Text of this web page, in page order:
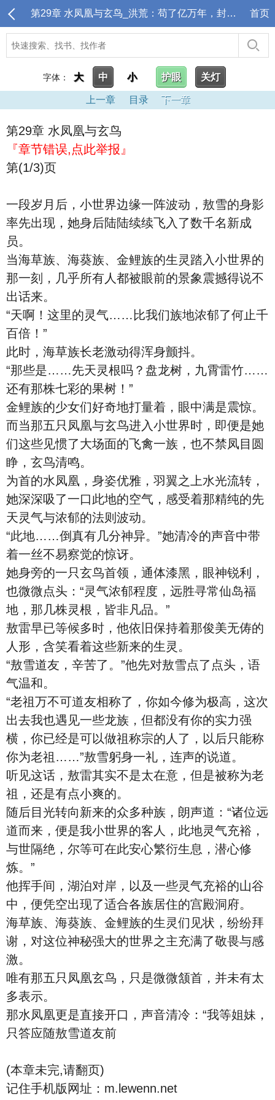
第29章 水凤凰与玄鸟_洪荒：苟了亿万年，封神点名清算 首页
字体： 大 中 小 护眼 关灯
上一章 目录 下一章
第29章 水凤凰与玄鸟
『章节错误,点此举报』
第(1/3)页
一段岁月后，小世界边缘一阵波动，敖雪的身影
率先出现，她身后陆陆续续飞入了数千名新成
员。
当海草族、海葵族、金鲤族的生灵踏入小世界的
那一刻，几乎所有人都被眼前的景象震撼得说不
出话来。
“天啊！这里的灵气……比我们族地浓郁了何止千
百倍！”
此时，海草族长老激动得浑身颤抖。
“那些是……先天灵根吗？盘龙树，九霄雷竹……
还有那株七彩的果树！”
金鲤族的少女们好奇地打量着，眼中满是震惊。
而当那五只凤凰与玄鸟进入小世界时，即便是她
们这些见惯了大场面的飞禽一族，也不禁凤目圆
睁，玄鸟清鸣。
为首的水凤凰，身姿优雅，羽翼之上水光流转，
她深深吸了一口此地的空气，感受着那精纯的先
天灵气与浓郁的法则波动。
“此地……倒真有几分神异。”她清冷的声音中带
着一丝不易察觉的惊讶。
她身旁的一只玄鸟首领，通体漆黑，眼神锐利，
也微微点头：“灵气浓郁程度，远胜寻常仙岛福
地，那几株灵根，皆非凡品。”
敖雷早已等候多时，他依旧保持着那俊美无俦的
人形，含笑看着这些新来的生灵。
“敖雪道友，辛苦了。”他先对敖雪点了点头，语
气温和。
“老祖万不可道友相称了，你如今修为极高，这次
出去我也遇见一些龙族，但都没有你的实力强
横，你已经是可以做祖称宗的人了，以后只能称
你为老祖……”敖雪躬身一礼，连声的说道。
听见这话，敖雷其实不是太在意，但是被称为老
祖，还是有点小爽的。
随后目光转向新来的众多种族，朗声道：“诸位远
道而来，便是我小世界的客人，此地灵气充裕，
与世隔绝，尔等可在此安心繁衍生息，潜心修
炼。”
他挥手间，湖泊对岸，以及一些灵气充裕的山谷
中，便凭空出现了适合各族居住的宫殿洞府。
海草族、海葵族、金鲤族的生灵们见状，纷纷拜
谢，对这位神秘强大的世界之主充满了敬畏与感
激。
唯有那五只凤凰玄鸟，只是微微颔首，并未有太
多表示。
那水凤凰更是直接开口，声音清冷：“我等姐妹，
只答应随敖雪道友前
(本章未完,请翻页)
记住手机版网址：m.lewenn.net